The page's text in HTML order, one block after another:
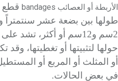
الأربطة أو العصائب bandages قطع
طولها بين بضعة عشر سنتمتراً
2سم و12سم أو أكثر،
حولها لتثبيتها أو تغطيتها،
أو المثلث أو المربع أو
في بعض الحالات.دار الفكر الموزع الحصري